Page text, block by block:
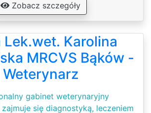
Zobacz szczegóły
Lek.wet. Karolina
MRCVS Bąków -
Weterynarz
gabinet weterynaryjny
zajmuje się diagnostyką, leczeniem